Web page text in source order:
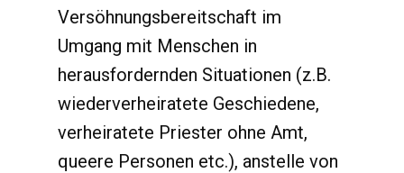
Versöhnungsbereitschaft im
Umgang mit Menschen in
herausfordernden Situationen (z.B.
wiederverheiratete Geschiedene,
verheiratete Priester ohne Amt,
queere Personen etc.), anstelle von